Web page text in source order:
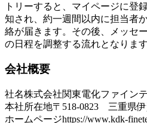
トリーすると、マイページに登
知され、約一週間以内に担当者
絡が届きます。その後、メッセ
の日程を調整する流れとなります
会社概要
社名株式会社関東電化ファイン
本社所在地〒518-0823 三重県
ホームページhttps://www.kdk-